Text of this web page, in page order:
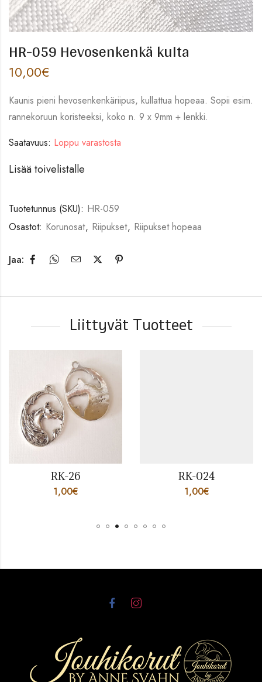
HR-059 Hevosenkenkä kulta
10,00€
Kaunis pieni hevosenkenkäriipus, kullattua hopeaa. Sopii esim.
rannekoruun koristeeksi, koko n. 9 x 9mm + lenkki.
Saatavuus: Loppu varastosta
Lisää toivelistalle
Tuotetunnus (SKU): HR-059
Osastot: Korunosat, Riipukset, Riipukset hopeaa
Jaa:
Liittyvät Tuotteet
RK-26
1,00€
RK-024
1,00€